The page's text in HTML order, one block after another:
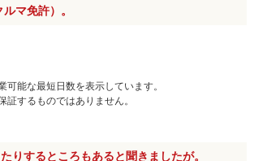
マ免許）。
能な最短日数を表示しています。
するものではありません。
りするところもあると聞きましたが。